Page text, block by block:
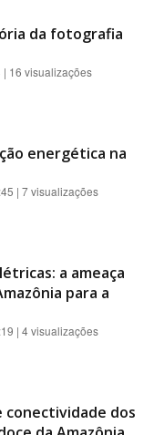
da fotografia
| 16 visualizações
energética na
| 7 visualizações
a ameaça
para a
| 4 visualizações
conectividade dos